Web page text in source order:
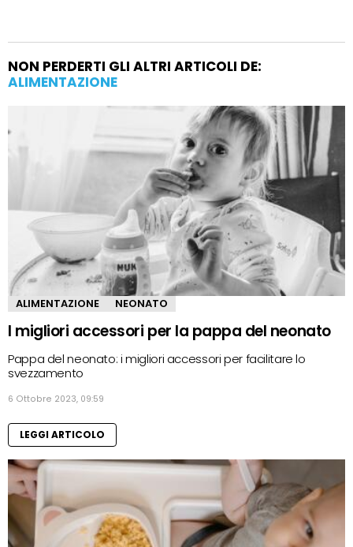
NON PERDERTI GLI ALTRI ARTICOLI DE:
ALIMENTAZIONE
ALIMENTAZIONE NEONATO
I migliori accessori per la pappa del neonato
Pappa del neonato: i migliori accessori per facilitare lo
svezzamento
6 Ottobre 2023, 09:59
LEGGI ARTICOLO